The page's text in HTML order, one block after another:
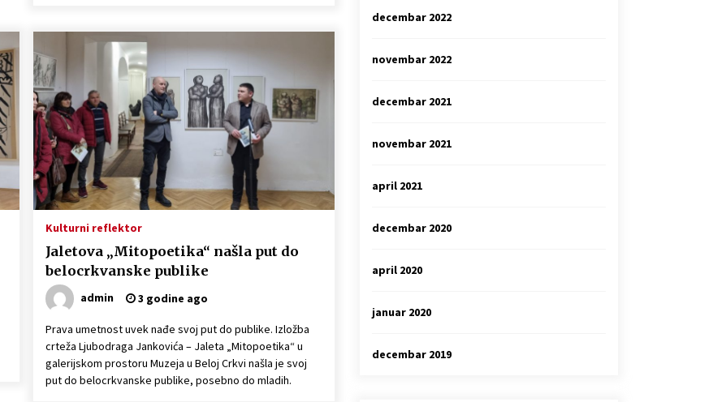
Kulturni reflektor
Jaletova „Mitopoetika“ našla put do
belocrkvanske publike
admin 3 godine ago
Prava umetnost uvek nađe svoj put do publike. Izložba
crteža Ljubodraga Jankovića – Jaleta „Mitopoetika“ u
galerijskom prostoru Muzeja u Beloj Crkvi našla je svoj
put do belocrkvanske publike, posebno do mladih.
decembar 2022
novembar 2022
decembar 2021
novembar 2021
april 2021
decembar 2020
april 2020
januar 2020
decembar 2019